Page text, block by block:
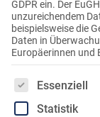
Klassisch,
Geschmack!
€2,49
GDPR ein. Der
unzureichendem
beispielsweise die
Daten in
Europäerinnen und
Es folgt eine
Essenziell
Statistik